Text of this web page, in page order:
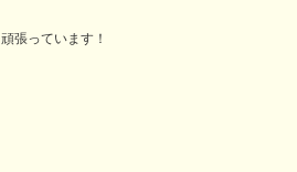
張っています！